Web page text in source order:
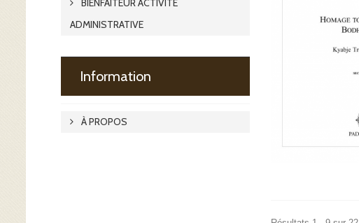
BIENFAITEUR ACTIVITE
ADMINISTRATIVE
Information
À PROPOS